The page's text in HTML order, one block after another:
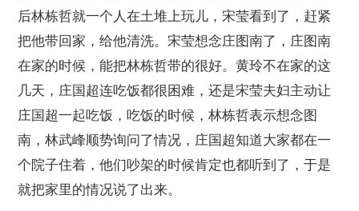
后林栋哲就一个人在土堆上玩儿，宋莹看到了，赶紧
把他带回家，给他清洗。宋莹想念庄图南了，庄图南
在家的时候，能把林栋哲带的很好。黄玲不在家的这
几天，庄国超连吃饭都很困难，还是宋莹夫妇主动让
庄国超一起吃饭，吃饭的时候，林栋哲表示想念图
南，林武峰顺势询问了情况，庄国超知道大家都在一
个院子住着，他们吵架的时候肯定也都听到了，于是
就把家里的情况说了出来。